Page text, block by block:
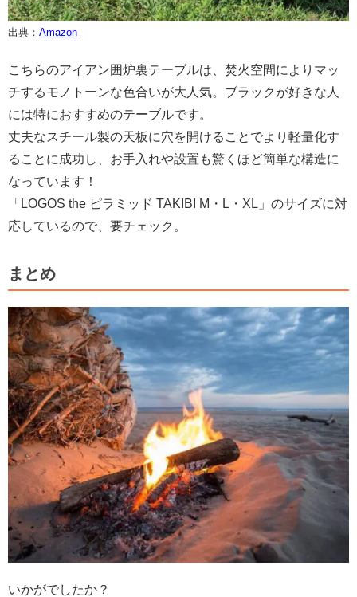
出典： Amazon
こちらのアイアン囲炉裏テーブルは、焚火空間によりマッ
チするモノトーンな色合いが大人気。ブラックが好きな人
には特におすすめのテーブルです。
丈夫なスチール製の天板に穴を開けることでより軽量化す
ることに成功し、お手入れや設置も驚くほど簡単な構造に
なっています！
「LOGOS the ピラミッド TAKIBI M・L・XL」のサイズに対
応しているので、要チェック。
まとめ
いかがでしたか？